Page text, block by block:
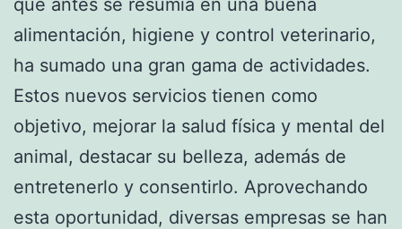
alimentación, higiene y control veterinario,
ha sumado una gran gama de actividades.
Estos nuevos servicios tienen como
objetivo, mejorar la salud física y mental del
animal, destacar su belleza, además de
entretenerlo y consentirlo. Aprovechando
esta oportunidad, diversas empresas se han